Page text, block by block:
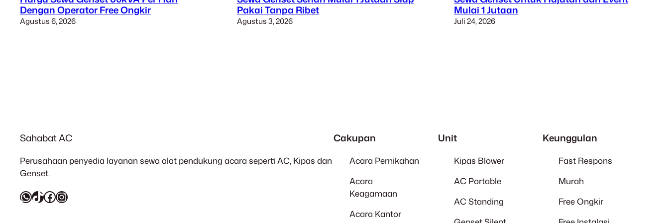
Dengan Operator Free Ongkir
Agustus 6, 2026
Pakai Tanpa Ribet
Agustus 3, 2026
Mulai 1 Jutaan
Juli 24, 2026
Sahabat AC
Perusahaan penyedia layanan sewa alat pendukung acara seperti AC, Kipas dan
Genset.
WhatsApp TikTok Facebook Instagram
Cakupan
Acara Pernikahan
Acara
Keagamaan
Acara Kantor
Unit
Kipas Blower
AC Portable
AC Standing
Keunggulan
Fast Respons
Murah
Free Ongkir